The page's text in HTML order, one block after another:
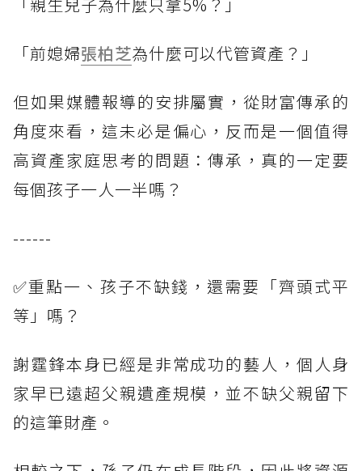
「前媳婦張柏芝為什麼可以代管資產？」
但如果媒體報導的安排屬實，從財富傳承的
角度來看，這未必是偏心，反而是一個值得
高資產家庭思考的問題：傳承，真的一定要
每個孩子一人一半嗎？
------
✅重點一、孩子不缺錢，還需要「齊頭式平
等」嗎？
謝霆鋒本身已經是非常成功的藝人，個人身
家早已遠超父親遺產規模，並不缺父親留下
的這筆財產。